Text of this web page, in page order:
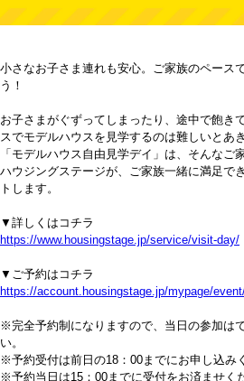
小さなお子さま連れも安心。ご家族のペース
う！
お子さまがぐずってしまったり、途中で飽き
スでモデルハウスを見学するのは難しいとあ
「モデルハウス自由見学デイ」は、そんなご
ハウジングステージが、ご家族一緒に満足で
トします。
▼詳しくはコチラ
https://www.housingstage.jp/service/visit-day/
▼ご予約はコチラ
https://account.housingstage.jp/mypage/
※完全予約制になりますので、当日の参加は
い。
※予約受付は前日の18：00までにお申し込み
※予約当日は15：00までに受付をお済ませく